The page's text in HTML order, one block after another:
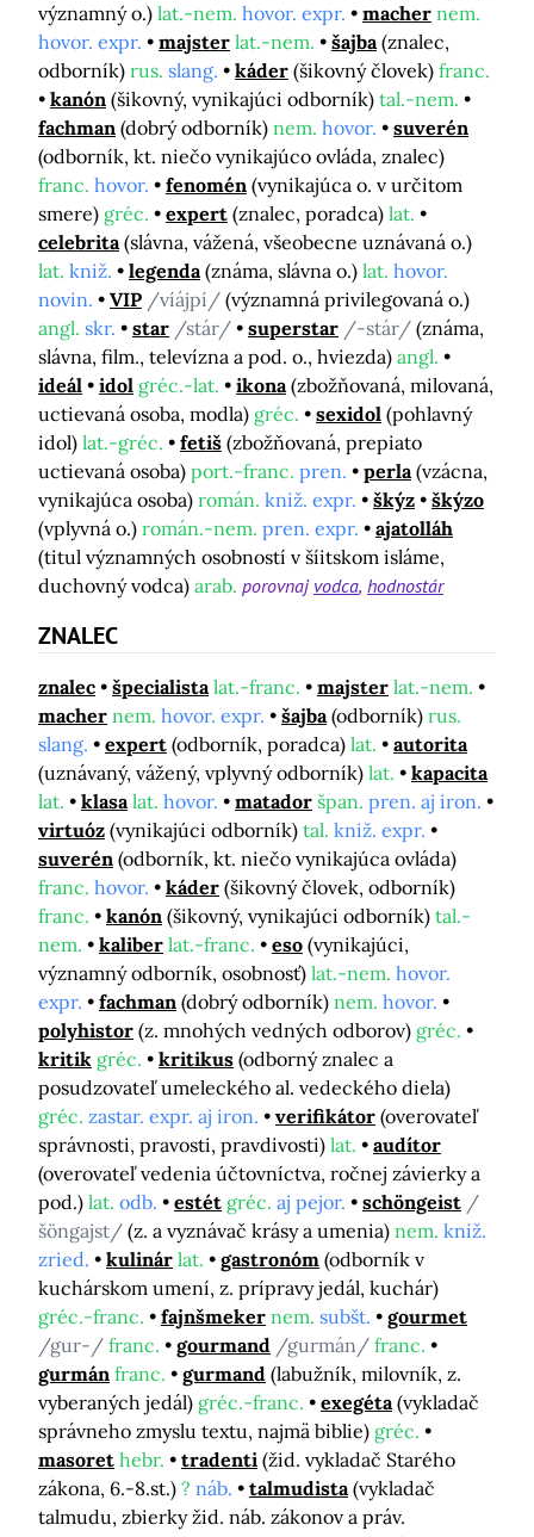
významný o.) lat.-nem. hovor. expr. macher nem.
hovor. expr.
majster lat.-nem. šajba (znalec,
odborník) rus. slang. káder (šikovný človek) franc.
kanón (šikovný, vynikajúci odborník) tal.-nem.
fachman (dobrý odborník) nem. hovor.
suverén
(odborník, kt. niečo vynikajúco ovláda, znalec)
franc. hovor. fenomén (vynikajúca o. v určitom
smere) gréc. expert (znalec, poradca) lat.
celebrita (slávna, vážená, všeobecne uznávaná o.)
lat. kniž. legenda (známa, slávna o.) lat. hovor.
novin.
VIP /víájpí/ (významná privilegovaná o.)
angl. skr. star /stár/ superstar /-stár/ (známa,
slávna, film., televízna a pod. o., hviezda) angl.
ideál
idol gréc.-lat. ikona (zbožňovaná, milovaná,
uctievaná osoba, modla) gréc. sexidol (pohlavný
idol) lat.-gréc. fetiš (zbožňovaná, prepiato
uctievaná osoba) port.-franc. pren. perla (vzácna,
vynikajúca osoba) román. kniž. expr. škýz
škýzo
(vplyvná o.) román.-nem. pren. expr.
ajatolláh
(titul významných osobností v šíitskom isláme,
duchovný vodca) arab. porovnaj vodca hodnostár
ZNALEC
znalec špecialista lat.-franc. majster lat.-nem.
macher nem. hovor. expr. šajba (odborník) rus.
slang.
expert (odborník, poradca) lat.
autorita
(uznávaný, vážený, vplyvný odborník) lat.
kapacita
lat.
klasa lat. hovor. matador špan. pren. aj iron.
virtuóz (vynikajúci odborník) tal. kniž. expr.
suverén (odborník, kt. niečo vynikajúca ovláda)
franc. hovor. káder (šikovný človek, odborník)
franc.
kanón (šikovný, vynikajúci odborník) tal.-
nem.
kaliber lat.-franc. eso (vynikajúci,
významný odborník, osobnosť) lat.-nem. hovor.
expr.
fachman (dobrý odborník) nem. hovor.
polyhistor (z. mnohých vedných odborov) gréc.
kritik gréc. kritikus (odborný znalec a
posudzovateľ umeleckého al. vedeckého diela)
gréc. zastar. expr. aj iron. verifikátor (overovateľ
správnosti, pravosti, pravdivosti) lat.
audítor
(overovateľ vedenia účtovníctva, ročnej závierky a
pod.) lat. odb. estét gréc. aj pejor. schöngeist /
šöngajst/ (z. a vyznávač krásy a umenia) nem. kniž.
zried.
kulinár lat. gastronóm (odborník v
kuchárskom umení, z. prípravy jedál, kuchár)
gréc.-franc.
fajnšmeker nem. subšt.
gourmet
/gur-/ franc. gourmand /gurmán/ franc.
gurmán franc. gurmand (labužník, milovník, z.
vyberaných jedál) gréc.-franc. exegéta (vykladač
správneho zmyslu textu, najmä biblie) gréc.
masoret hebr. tradenti (žid. vykladač Starého
zákona, 6.-8.st.) ? náb. talmudista (vykladač
talmudu, zbierky žid. náb. zákonov a práv.